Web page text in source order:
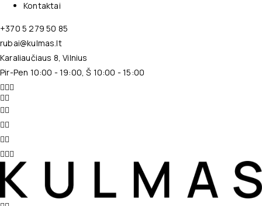
Kontaktai
+370 5 279 50 85
rubai@kulmas.lt
Karaliaučiaus 8, Vilnius
Pir-Pen 10:00 - 19:00, Š 10:00 - 15:00